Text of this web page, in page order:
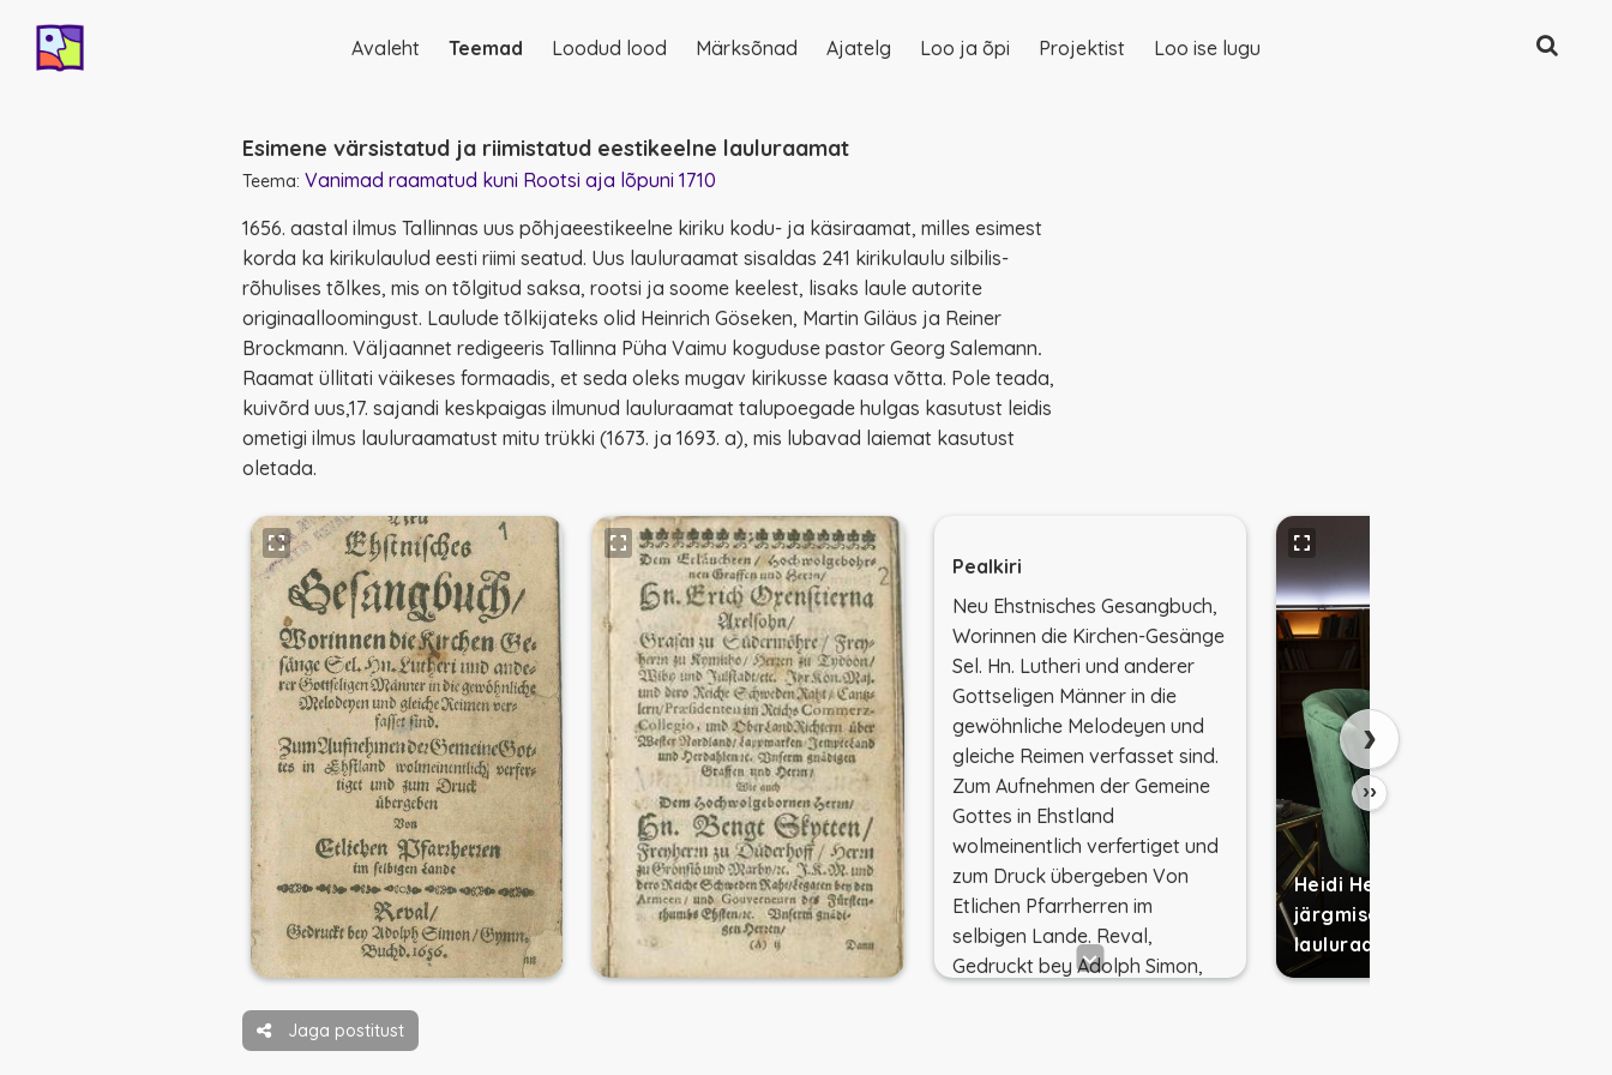
Põhinavigatsioon
Avaleht Teemad Loodud lood Märksõnad Ajatelg Loo ja õpi Projektist Loo ise lugu
Otsing
Esimene värsistatud ja riimistatud eestikeelne lauluraamat
Teema: Vanimad raamatud kuni Rootsi aja lõpuni 1710
1656. aastal ilmus Tallinnas uus põhjaeestikeelne kiriku kodu- ja käsiraamat, milles esimest
korda ka kirikulaulud eesti riimi seatud. Uus lauluraamat sisaldas 241 kirikulaulu silbilis-
rõhulises tõlkes, mis on tõlgitud saksa, rootsi ja soome keelest, lisaks laule autorite
originaalloomingust. Laulude tõlkijateks olid Heinrich Göseken, Martin Giläus ja Reiner
Brockmann. Väljaannet redigeeris Tallinna Püha Vaimu koguduse pastor Georg Salemann.
Raamat üllitati väikeses formaadis, et seda oleks mugav kirikusse kaasa võtta. Pole teada,
kuivõrd uus,17. sajandi keskpaigas ilmunud lauluraamat talupoegade hulgas kasutust leidis
ometigi ilmus lauluraamatust mitu trükki (1673. ja 1693. a), mis lubavad laiemat kasutust
oletada.
Pealkiri
Neu Ehstnisches Gesangbuch,
Worinnen die Kirchen-Gesänge
Sel. Hn. Lutheri und anderer
Gottseligen Männer in die
gewöhnliche Melodeyen und
gleiche Reimen verfasset sind.
Zum Aufnehmen der Gemeine
Gottes in Ehstland
wolmeinentlich verfertiget und
zum Druck übergeben Von
Etlichen Pfarrherren im
selbigen Lande. Reval,
Gedruckt bey Adolph Simon,
Heidi Heinmaa räägib
järgmisel slaidil
lauluraamatust
››
›
Jaga postitust